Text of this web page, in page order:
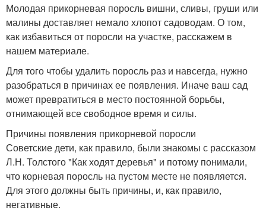
Молодая прикорневая поросль вишни, сливы, груши или
малины доставляет немало хлопот садоводам. О том,
как избавиться от поросли на участке, расскажем в
нашем материале.
Для того чтобы удалить поросль раз и навсегда, нужно
разобраться в причинах ее появления. Иначе ваш сад
может превратиться в место постоянной борьбы,
отнимающей все свободное время и силы.
Причины появления прикорневой поросли
Советские дети, как правило, были знакомы с рассказом
Л.Н. Толстого "Как ходят деревья" и потому понимали,
что корневая поросль на пустом месте не появляется.
Для этого должны быть причины, и, как правило,
негативные.